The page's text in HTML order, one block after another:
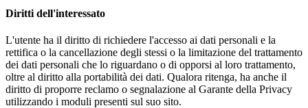
Diritti dell'interessato
L'utente ha il diritto di richiedere l'accesso ai dati personali e la
rettifica o la cancellazione degli stessi o la limitazione del trattamento
dei dati personali che lo riguardano o di opporsi al loro trattamento,
oltre al diritto alla portabilità dei dati. Qualora ritenga, ha anche il
diritto di proporre reclamo o segnalazione al Garante della Privacy
utilizzando i moduli presenti sul suo sito.